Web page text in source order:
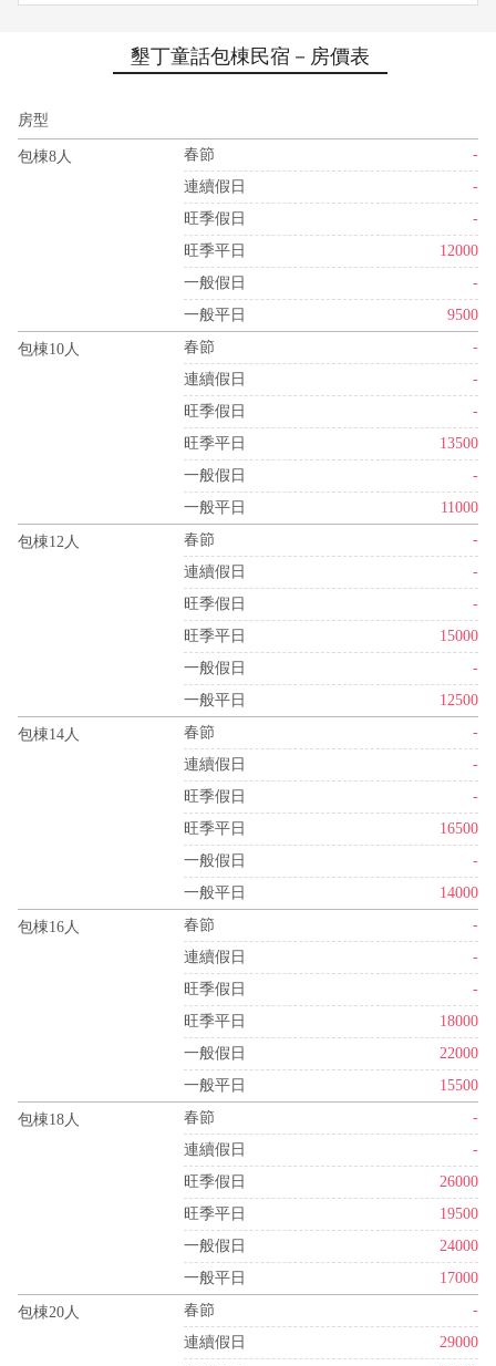
墾丁童話包棟民宿－房價表
房型
包棟8人 春節
-
連續假日
-
旺季假日
-
旺季平日
12000
一般假日
-
一般平日
9500
包棟10人 春節
-
連續假日
-
旺季假日
-
旺季平日
13500
一般假日
-
一般平日
11000
包棟12人 春節
-
連續假日
-
旺季假日
-
旺季平日
15000
一般假日
-
一般平日
12500
包棟14人 春節
-
連續假日
-
旺季假日
-
旺季平日
16500
一般假日
-
一般平日
14000
包棟16人 春節
-
連續假日
-
旺季假日
-
旺季平日
18000
一般假日
22000
一般平日
15500
包棟18人 春節
-
連續假日
-
旺季假日
26000
旺季平日
19500
一般假日
24000
一般平日
17000
包棟20人 春節
-
連續假日
29000